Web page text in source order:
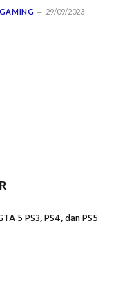
29/09/2023
5 PS3, PS4, dan PS5